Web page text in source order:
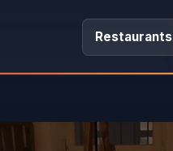
Restaurants